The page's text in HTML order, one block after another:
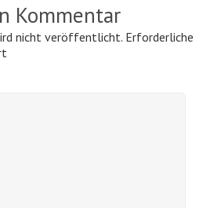
Kommentar
nicht veröffentlicht. Erforderliche